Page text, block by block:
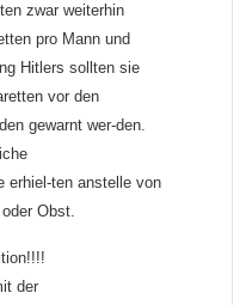
zwar weiterhin
pro Mann und
Hitlers sollten sie
vor den
gewarnt wer-den.
erhiel-ten anstelle von
Obst.
der